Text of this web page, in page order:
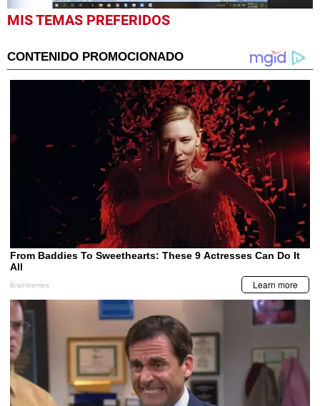
0
seconds
minutes,
4
seconds
MIS TEMAS PREFERIDOS